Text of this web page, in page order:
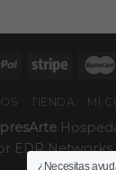
TIENDA MI
EDR Networks
¿Necesitas